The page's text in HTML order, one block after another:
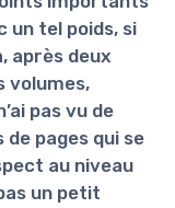
un tel poids, si
après deux
volumes,
pas vu de
pages qui se
au niveau
un petit